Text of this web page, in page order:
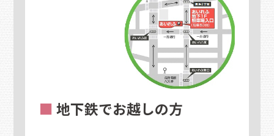
■ 地下鉄でお越しの方